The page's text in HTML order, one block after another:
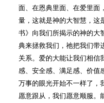
面、在恩典里面、在爱里面
量，这就是神的大智慧，这
书》向我们所揭示的神的大
典来拯救我们，祂把我们带
关系。爱的大能让我们相信
感、安全感、满足感、价值
万事的眼光开始不一样了，
愿意跟从，我们愿意顺服。